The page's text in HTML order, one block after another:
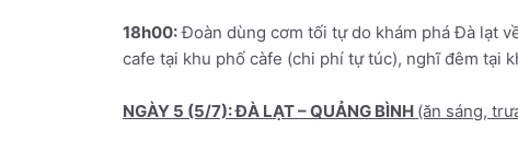
18h00:Đoàn dùng cơm tối tự do khám phá Đà lạt
cafe tại khu phố càfe (chi phí tự túc), nghĩ đêm tại
NGÀY 5 (5/7): ĐÀ LẠT – QUẢNG BÌNH (ăn sáng,